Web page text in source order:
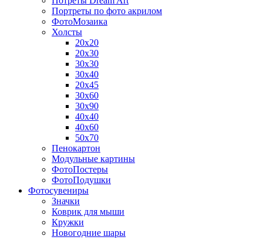
Портреты по фото акрилом
ФотоМозаика
Холсты
20х20
20х30
30х30
30х40
20х45
30х60
30х90
40х40
40х60
50х70
Пенокартон
Модульные картины
ФотоПостеры
ФотоПодушки
Фотоcувениры
Значки
Коврик для мыши
Кружки
Новогодние шары